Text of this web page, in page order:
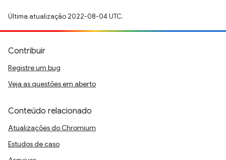
Última atualização 2022-08-04 UTC.
Contribuir
Registre um bug
Veja as questões em aberto
Conteúdo relacionado
Atualizações do Chromium
Estudos de caso